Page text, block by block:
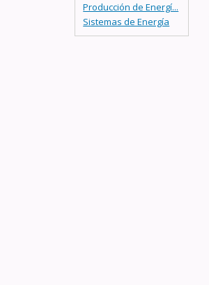
Producción de Energí...
Sistemas de Energía